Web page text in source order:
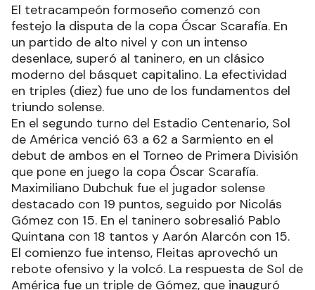
El tetracampeón formoseño comenzó con
festejo la disputa de la copa Óscar Scarafía. En
un partido de alto nivel y con un intenso
desenlace, superó al taninero, en un clásico
moderno del básquet capitalino. La efectividad
en triples (diez) fue uno de los fundamentos del
triundo solense.
En el segundo turno del Estadio Centenario, Sol
de América venció 63 a 62 a Sarmiento en el
debut de ambos en el Torneo de Primera División
que pone en juego la copa Óscar Scarafía.
Maximiliano Dubchuk fue el jugador solense
destacado con 19 puntos, seguido por Nicolás
Gómez con 15. En el taninero sobresalió Pablo
Quintana con 18 tantos y Aarón Alarcón con 15.
El comienzo fue intenso, Fleitas aprovechó un
rebote ofensivo y la volcó. La respuesta de Sol de
América fue un triple de Gómez, que inauguró